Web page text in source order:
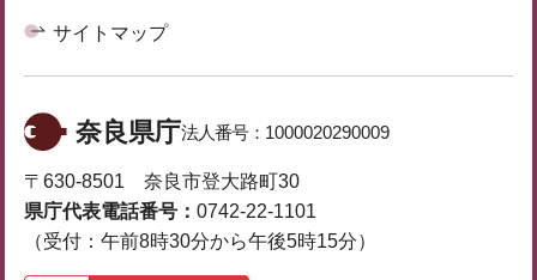
サイトマップ
奈良県庁法人番号： 1000020290009
〒630-8501 奈良市登大路町30
県庁代表電話番号： 0742-22-1101
（受付：午前8時30分から午後5時15分）